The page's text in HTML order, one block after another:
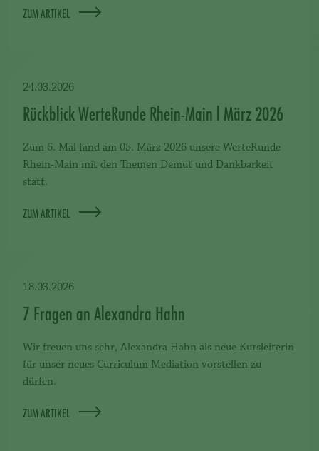
ZUM ARTIKEL
Rückblick WerteRunde Rhein-Main l März 2026
Zum 6. Mal fand am 05. März 2026 unsere WerteRunde
Rhein-Main mit den Themen Demut und Dankbarkeit
statt.
ZUM ARTIKEL
24.03.2026
7 Fragen an Alexandra Hahn
Wir freuen uns sehr, Alexandra Hahn als neue Kursleiterin
für unser neues Curriculum Mediation vorstellen zu
dürfen.
ZUM ARTIKEL
18.03.2026